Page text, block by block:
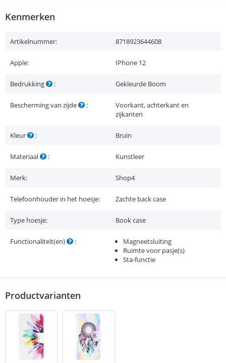
Kenmerken
Artikelnummer: 8718923644608
Apple: IPhone 12
Bedrukking : Gekleurde Boom
Bescherming van zijde :
Voorkant, achterkant en
zijkanten
Kleur : Bruin
Materiaal : Kunstleer
Merk: Shop4
Telefoonhouder in het hoesje: Zachte back case
Type hoesje: Book case
Functionaliteit(en) :
Magneetsluiting
Ruimte voor pasje(s)
Sta-functie
Productvarianten